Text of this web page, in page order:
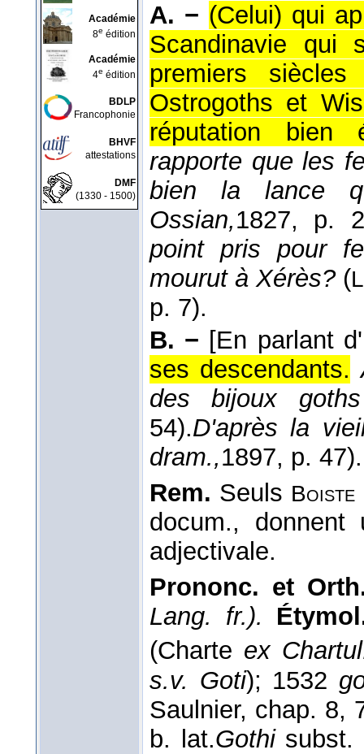
Académie
8e édition
Académie
4e édition
BDLP
Francophonie
BHVF
attestations
DMF
(1330 - 1500)
A. − (Celui) qui
Scandinavie qui
premiers
Ostrogoths et
réputation bien
rapporte que les
bien la lance
Ossian,1827, p.
point pris pour
mourut à Xérès? (
p. 7).
B. − [En parlant
ses descendants.
des bijoux
54).D'après la
dram.,1897, p. 47).
Rem. Seuls Boiste
docum.,
adjectivale.
Prononc. et
Lang. fr.).
(Charte ex
s.v. Goti); 1532
Saulnier, chap. 8,
b. lat.Gothi